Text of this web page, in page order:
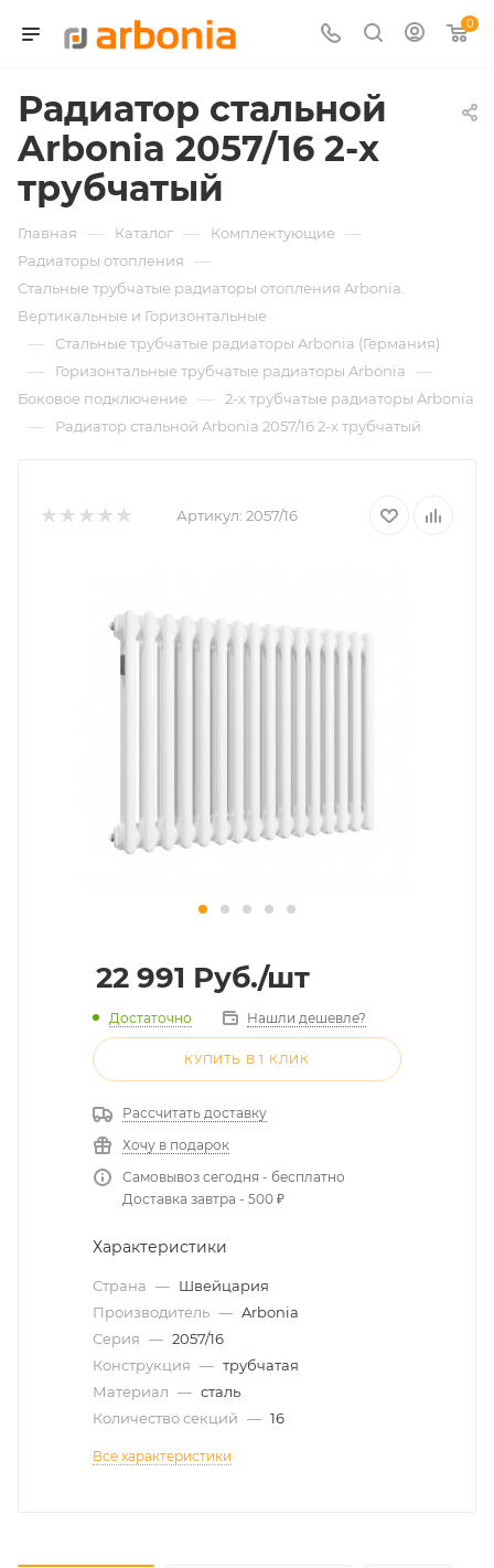
0
Радиатор стальной
Arbonia 2057/16 2-х
трубчатый
Главная — Каталог — Комплектующие —
Радиаторы отопления —
Стальные трубчатые радиаторы отопления Arbonia.
Вертикальные и Горизонтальные
— Стальные трубчатые радиаторы Arbonia (Германия)
— Горизонтальные трубчатые радиаторы Arbonia —
Боковое подключение — 2-х трубчатые радиаторы Arbonia
— Радиатор стальной Arbonia 2057/16 2-х трубчатый
Артикул: 2057/16
22 991 Руб./шт
Достаточно Нашли дешевле?
КУПИТЬ В 1 КЛИК
Рассчитать доставку
Хочу в подарок
Самовывоз сегодня - бесплатно
Доставка завтра - 500 ₽
Характеристики
Страна — Швейцария
Производитель — Arbonia
Серия — 2057/16
Конструкция — трубчатая
Материал — сталь
Количество секций — 16
Все характеристики